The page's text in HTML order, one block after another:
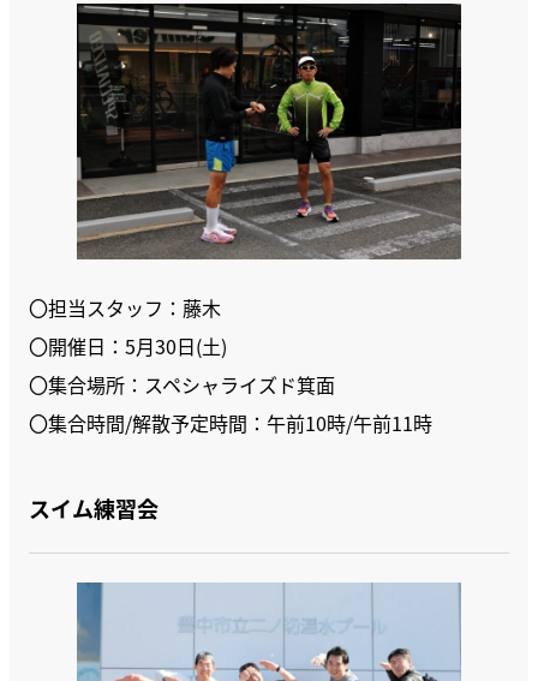
〇担当スタッフ：藤木
〇開催日：5月30日(土)
〇集合場所：スペシャライズド箕面
〇集合時間/解散予定時間：午前10時/午前11時
スイム練習会